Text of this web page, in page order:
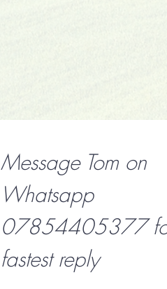
Message Tom on
Whatsapp
07854405377
fastest reply